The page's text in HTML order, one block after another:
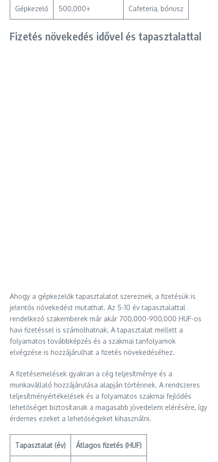
Gépkezelő 500,000+ Cafeteria, bónusz
Fizetés növekedés idővel és tapasztalattal
Ahogy a gépkezelők tapasztalatot szereznek, a fizetésük is
jelentős növekedést mutathat. Az 5-10 év tapasztalattal
rendelkező szakemberek már akár 700,000-900,000 HUF-os
havi fizetéssel is számolhatnak. A tapasztalat mellett a
folyamatos továbbképzés és a szakmai tanfolyamok
elvégzése is hozzájárulhat a fizetés növekedéséhez.
A fizetésemelések gyakran a cég teljesítménye és a
munkavállaló hozzájárulása alapján történnek. A rendszeres
teljesítményértékelések és a folyamatos szakmai fejlődés
lehetőséget biztosítanak a magasabb jövedelem elérésére, így
érdemes ezeket a lehetőségeket kihasználni.
Tapasztalat (év) Átlagos fizetés (HUF)